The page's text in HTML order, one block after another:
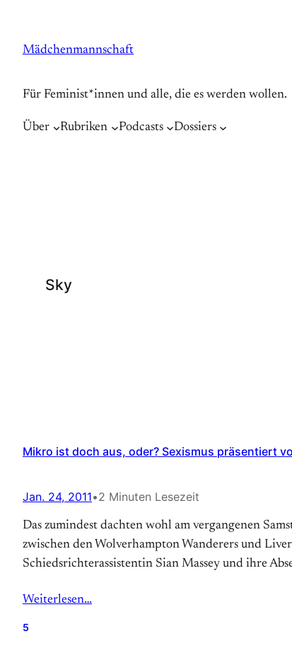
springen
Mädchenmannschaft
Für Feminist*innen und alle, die es werden wollen.
Über Rubriken Podcasts Dossiers
Sky
Mikro ist doch aus, oder? Sexismus präsentiert
Jan. 24, 2011•2 Minuten Lesezeit
Das zumindest dachten wohl am vergangenen
zwischen den Wolverhampton Wanderers und
Schiedsrichterassistentin Sian Massey und ihre
Weiterlesen…
5